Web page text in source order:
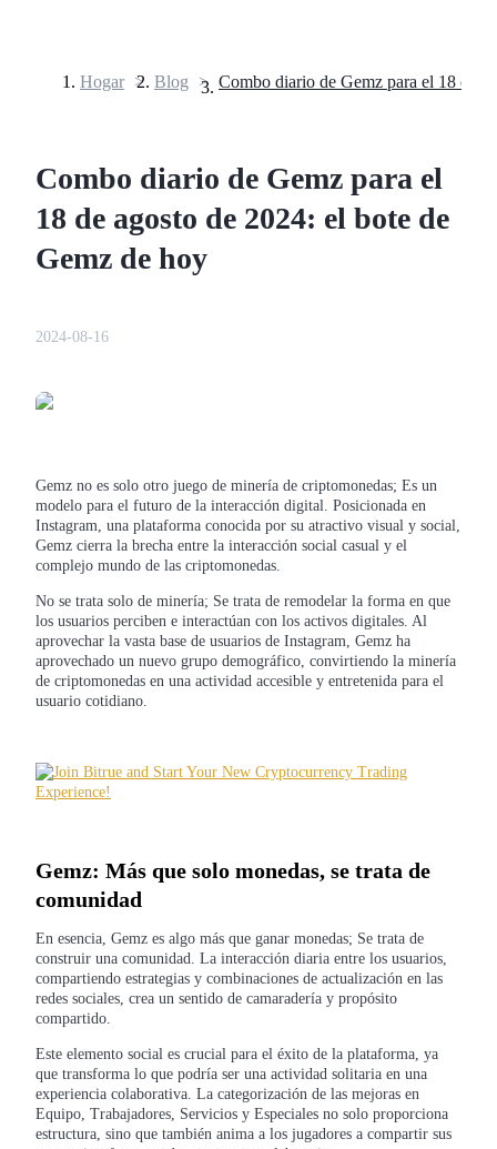
Futuros del USDT
Futuros COIN-M
Futuros de criptomonedas
primas
Futuros del USDC
Hogar > Blog >
Combo diario de Gemz para el
18 de agosto de 2024: el bote de
Gemz de hoy
2024-08-16
Gemz no es solo otro juego de minería de criptomonedas; Es un
modelo para el futuro de la interacción digital. Posicionada en
Instagram, una plataforma conocida por su atractivo visual y social,
Gemz cierra la brecha entre la interacción social casual y el
complejo mundo de las criptomonedas.
No se trata solo de minería; Se trata de remodelar la forma en que
los usuarios perciben e interactúan con los activos digitales. Al
aprovechar la vasta base de usuarios de Instagram, Gemz ha
aprovechado un nuevo grupo demográfico, convirtiendo la minería
de criptomonedas en una actividad accesible y entretenida para el
usuario cotidiano.
Gemz: Más que solo monedas, se trata de
comunidad
En esencia, Gemz es algo más que ganar monedas; Se trata de
construir una comunidad. La interacción diaria entre los usuarios,
compartiendo estrategias y combinaciones de actualización en las
redes sociales, crea un sentido de camaradería y propósito
compartido.
Este elemento social es crucial para el éxito de la plataforma, ya
que transforma lo que podría ser una actividad solitaria en una
experiencia colaborativa. La categorización de las mejoras en
Equipo, Trabajadores, Servicios y Especiales no solo proporciona
estructura, sino que también anima a los jugadores a compartir sus